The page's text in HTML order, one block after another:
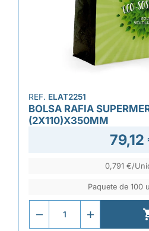
REF. ELAT2251
BOLSA RAFIA
(2X110)X350MM
79,12
0,791 €/
Paquete de 100